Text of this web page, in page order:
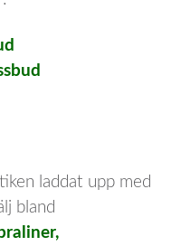
laddat upp med
bland